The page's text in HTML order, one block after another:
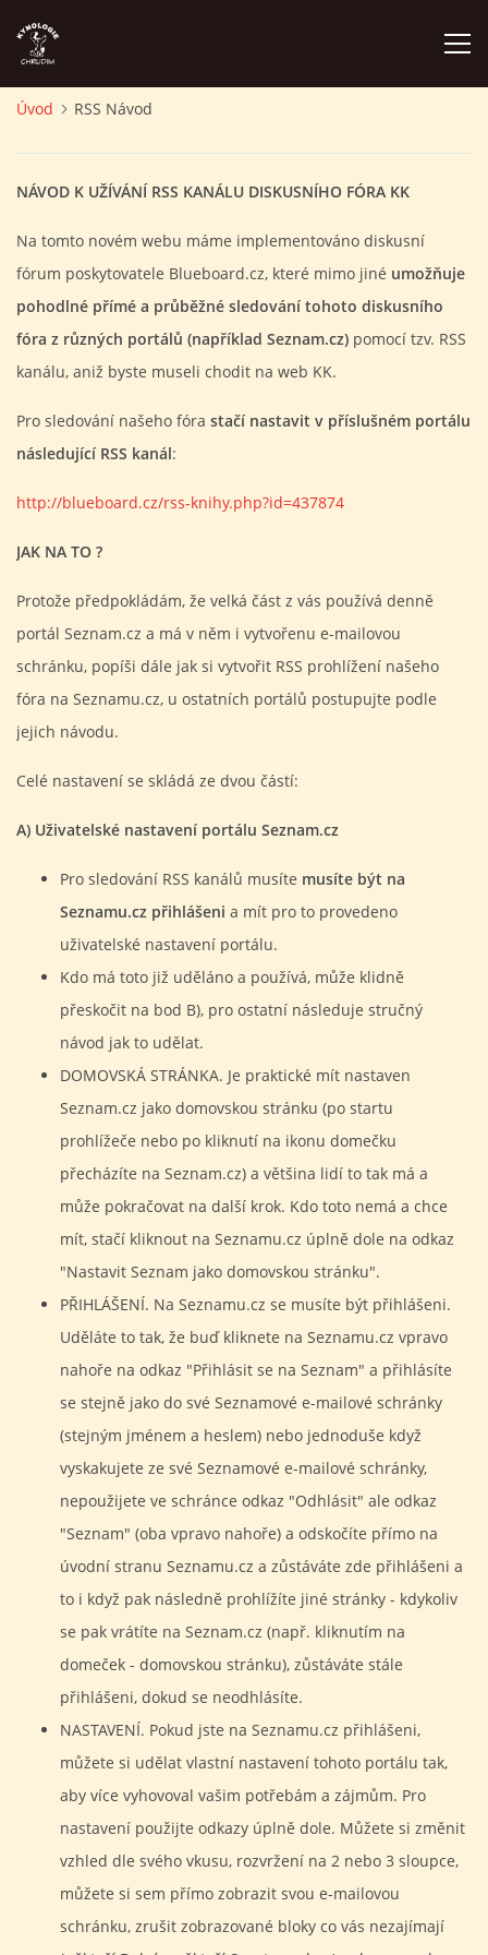
PLÁN AKCÍ
ZÁVODY A PROPOZICE
PSÍ AKADEMIE
KONTAKTY KK
PROVOZNÍ ŘÁD
O NÁS - HISTORIE A SOUČASNOST
AVZO TSČ ČR CHRUDIM P.S.
© 2026 eStránky.cz |Tisk|Nahoru ↑
Úvod RSS Návod
NÁVOD K UŽÍVÁNÍ RSS KANÁLU DISKUSNÍHO FÓRA KK
Na tomto novém webu máme implementováno diskusní
fórum poskytovatele Blueboard.cz, které mimo jiné umožňuje
pohodlné přímé a průběžné sledování tohoto diskusního
fóra z různých portálů (například Seznam.cz) pomocí tzv. RSS
kanálu, aniž byste museli chodit na web KK.
Pro sledování našeho fóra stačí nastavit v příslušném portálu
následující RSS kanál:
http://blueboard.cz/rss-knihy.php?id=437874
JAK NA TO ?
Protože předpokládám, že velká část z vás používá denně
portál Seznam.cz a má v něm i vytvořenu e-mailovou
schránku, popíši dále jak si vytvořit RSS prohlížení našeho
fóra na Seznamu.cz, u ostatních portálů postupujte podle
jejich návodu.
Celé nastavení se skládá ze dvou částí:
A) Uživatelské nastavení portálu Seznam.cz
Pro sledování RSS kanálů musíte musíte být na
Seznamu.cz přihlášeni a mít pro to provedeno
uživatelské nastavení portálu.
Kdo má toto již uděláno a používá, může klidně
přeskočit na bod B), pro ostatní následuje stručný
návod jak to udělat.
DOMOVSKÁ STRÁNKA. Je praktické mít nastaven
Seznam.cz jako domovskou stránku (po startu
prohlížeče nebo po kliknutí na ikonu domečku
přecházíte na Seznam.cz) a většina lidí to tak má a
může pokračovat na další krok. Kdo toto nemá a chce
mít, stačí kliknout na Seznamu.cz úplně dole na odkaz
"Nastavit Seznam jako domovskou stránku".
PŘIHLÁŠENÍ. Na Seznamu.cz se musíte být přihlášeni.
Uděláte to tak, že buď kliknete na Seznamu.cz vpravo
nahoře na odkaz "Přihlásit se na Seznam" a přihlásíte
se stejně jako do své Seznamové e-mailové schránky
(stejným jménem a heslem) nebo jednoduše když
vyskakujete ze své Seznamové e-mailové schránky,
nepoužijete ve schránce odkaz "Odhlásit" ale odkaz
"Seznam" (oba vpravo nahoře) a odskočíte přímo na
úvodní stranu Seznamu.cz a zůstáváte zde přihlášeni a
to i když pak následně prohlížíte jiné stránky - kdykoliv
se pak vrátíte na Seznam.cz (např. kliknutím na
domeček - domovskou stránku), zůstáváte stále
přihlášeni, dokud se neodhlásíte.
NASTAVENÍ. Pokud jste na Seznamu.cz přihlášeni,
můžete si udělat vlastní nastavení tohoto portálu tak,
aby více vyhovoval vašim potřebám a zájmům. Pro
nastavení použijte odkazy úplně dole. Můžete si změnit
vzhled dle svého vkusu, rozvržení na 2 nebo 3 sloupce,
můžete si sem přímo zobrazit svou e-mailovou
schránku, zrušit zobrazované bloky co vás nezajímají